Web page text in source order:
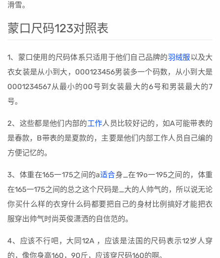
滑雪。
蒙口尺码123对照表
1、蒙口使用的尺码体系只适用于他们自己品牌的羽绒服以及大
衣女装是从小到大，000123456男装多一个码数，从小到大是
0001234567从最小的00号到女装最大的6号和男装最大的7
号。
2、这些都是他们内部的工作人员比较好记的，如A可能带表的
是春款，B带表的是夏款的，主要是他们内部工作人员自己编的
方便记忆的。
3、体重在165一175之间的a适合身_在19o一195之间的，体重
在165一175之间的总之这个尺码是_大的人帅气的，所以说无论
你买什么样的衣穿什么码都要把自己的身材比例搞好才能把衣
服穿出帅气时尚英俊潇洒的自信范的。
4、应该不行吧，大同12A ，应该是法国的尺码表示12岁人穿
的，像你身高160，90斤，应该穿尺码160的啊。